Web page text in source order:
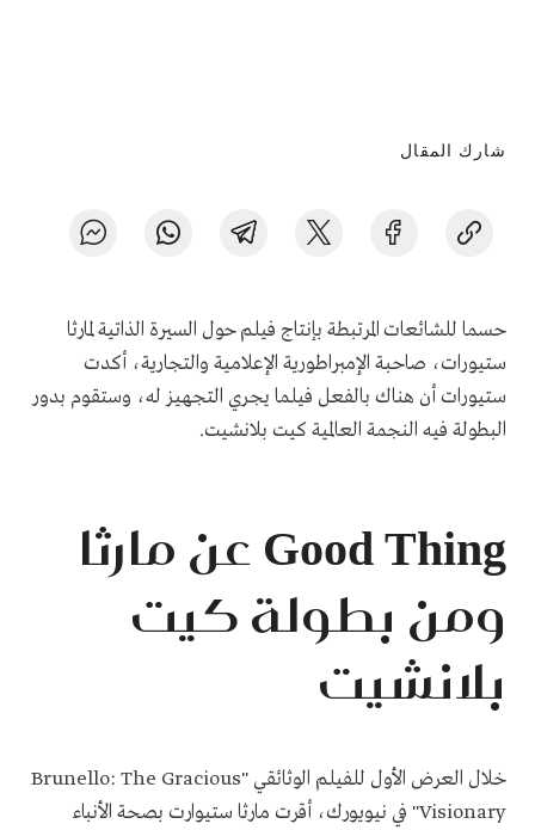
شارك المقال
حسما للشائعات المرتبطة بإنتاج فيلم حول السيرة الذاتية لمارثا
ستيورات، صاحبة الإمبراطورية الإعلامية والتجارية، أكدت
ستيورات أن هناك بالفعل فيلما يجري التجهيز له، وستقوم بدور
البطولة فيه النجمة العالمية كيت بلانشيت.
Good Thing عن مارثا
ومن بطولة كيت
بلانشيت
خلال العرض الأول للفيلم الوثائقي "Brunello: The Gracious
Visionary" في نيويورك، أقرت مارثا ستيوارت بصحة الأنباء